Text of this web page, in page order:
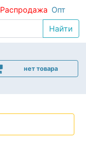
Распродажа Опт
нет товара